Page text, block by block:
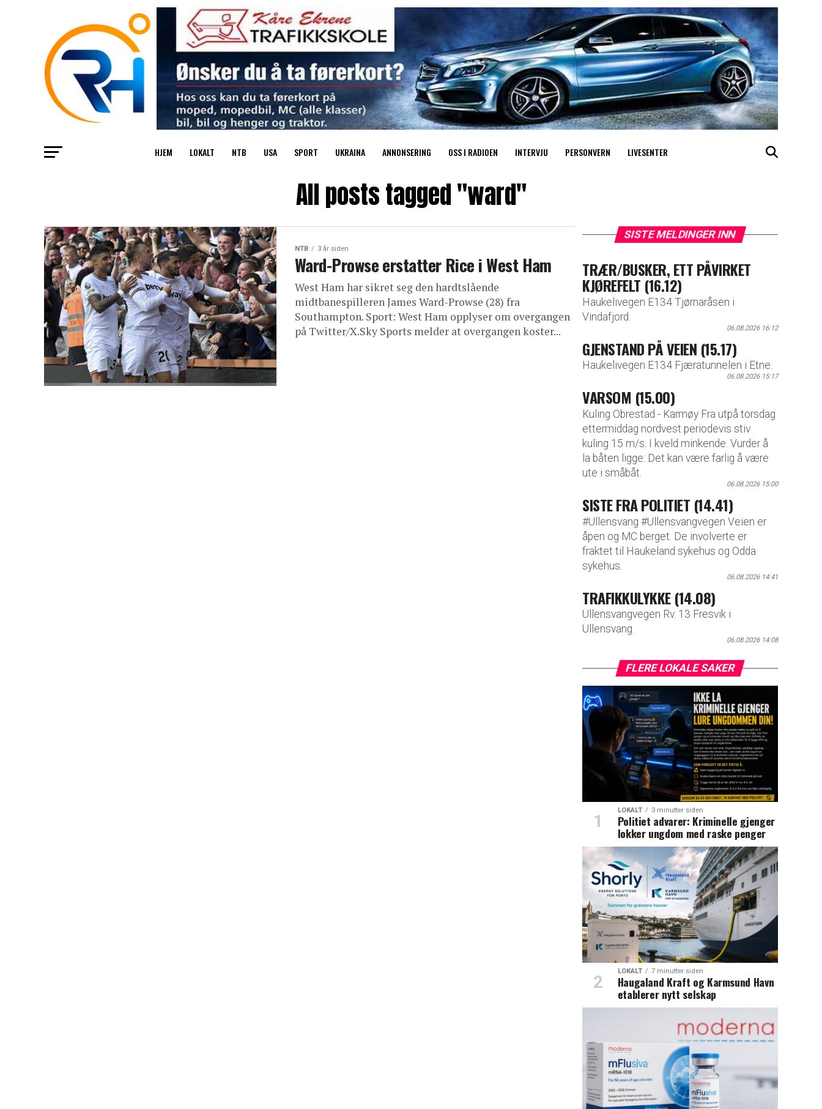
HJEM LOKALT NTB USA SPORT UKRAINA ANNONSERING OSS I RADIOEN INTERVJU PERSONVERN LIVESENTER
All posts tagged "ward"
NTB 3 år siden
Ward-Prowse erstatter Rice i West Ham
West Ham har sikret seg den hardtslående
midtbanespilleren James Ward-Prowse (28) fra
Southampton. Sport: West Ham opplyser om overgangen
på Twitter/X.Sky Sports melder at overgangen koster...
SISTE MELDINGER INN
TRÆR/BUSKER, ETT PÅVIRKET
KJØREFELT (16.12)
Haukelivegen E134 Tjørnaråsen i
Vindafjord.
06.08.2026 16:12
GJENSTAND PÅ VEIEN (15.17)
Haukelivegen E134 Fjæratunnelen i Etne.
06.08.2026 15:17
VARSOM (15.00)
Kuling Obrestad - Karmøy Fra utpå torsdag
ettermiddag nordvest periodevis stiv
kuling 15 m/s. I kveld minkende. Vurder å
la båten ligge: Det kan være farlig å være
ute i småbåt.
06.08.2026 15:00
SISTE FRA POLITIET (14.41)
#Ullensvang #Ullensvangvegen Veien er
åpen og MC berget. De involverte er
fraktet til Haukeland sykehus og Odda
sykehus.
06.08.2026 14:41
TRAFIKKULYKKE (14.08)
Ullensvangvegen Rv. 13 Fresvik i
Ullensvang.
06.08.2026 14:08
FLERE LOKALE SAKER
LOKALT 3 minutter siden
Politiet advarer: Kriminelle gjenger
lokker ungdom med raske penger
LOKALT 7 minutter siden
Haugaland Kraft og Karmsund Havn
etablerer nytt selskap